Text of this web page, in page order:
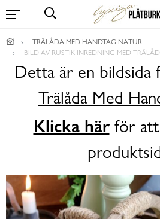
TRÄLÅDA MED HANDTAG NATUR
BILD AV RUSTIK INREDNING MED
Detta är en
Trälåda Med
Klicka härför att